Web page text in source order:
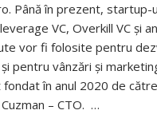
Până în prezent, startup-
VC, Overkill VC și
vor fi folosite pentru
pentru vânzări și
în anul 2020 de
– CTO. …